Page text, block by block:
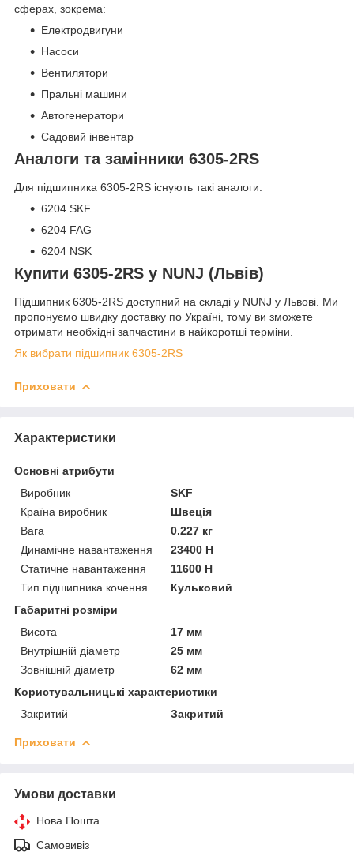
сферах, зокрема:
Електродвигуни
Насоси
Вентилятори
Пральні машини
Автогенератори
Садовий інвентар
Аналоги та замінники 6305-2RS
Для підшипника 6305-2RS існують такі аналоги:
6204 SKF
6204 FAG
6204 NSK
Купити 6305-2RS у NUNJ (Львів)
Підшипник 6305-2RS доступний на складі у NUNJ у Львові. Ми
пропонуємо швидку доставку по Україні, тому ви зможете
отримати необхідні запчастини в найкоротші терміни.
Як вибрати підшипник 6305-2RS
Приховати
Характеристики
Основні атрибути
Виробник
SKF
Країна виробник
Швеція
Вага
0.227 кг
Динамічне навантаження
23400 Н
Статичне навантаження
11600 Н
Тип підшипника кочення
Кульковий
Габаритні розміри
Висота
17 мм
Внутрішній діаметр
25 мм
Зовнішній діаметр
62 мм
Користувальницькі характеристики
Закритий
Закритий
Приховати
Умови доставки
Нова Пошта
Самовивіз